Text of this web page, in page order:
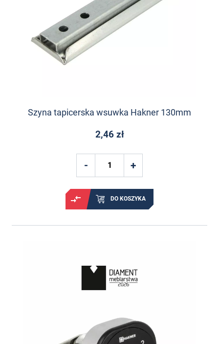
Szyna tapicerska wsuwka Hakner 130mm
2,46 zł
DO KOSZYKA